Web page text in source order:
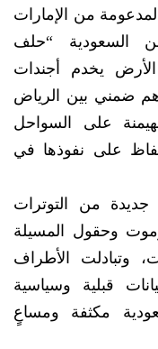
من الإمارات
من السعودية “حلف
يخدم أجندات
ضمني بين الرياض
على السواحل
على نفوذها في
من التوترات
وحقول المسيلة
وتبادلت الأطراف
قبلية وسياسية
مكثفة ومساعٍ